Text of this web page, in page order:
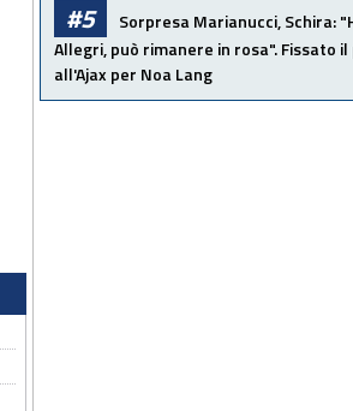
#5
Sorpresa Marianucci, Schira:
Allegri, può rimanere in rosa". Fissato
all'Ajax per Noa Lang